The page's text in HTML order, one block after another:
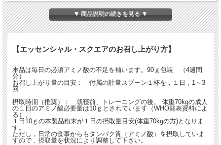
【スポーツ選手及びトレーナーの皆さまへ】
体重70ｋgの成人あたり、１日に10ｇのタンパク質が必要とされています。これは
牛肉に換算するとおよそ500ｇに相当します。トレーニング中のスポーツ選手の場
タンパク質は過剰に摂取すると腎臓の負担になるとも言われていますので、日常の
調節して下さい。 牛肉500ｇはおよそ1800kcalに相当し，それに相当する本製品粉
末10ｇは約40kcalとなります。
▼ 商品説明の続きを見る ▼
【エッセンシャル・スクエアのお召し上がり方】
本品は毎日の必須アミノ酸の不足を補います。90ｇ包装 （4週間
分）
お召し上がり量の目安： 付属の計量スプーン１杯を，１日，1～3
回
摂取時期（推奨）： 就寝前、トレーニングの後。 体重70kgの成人
の１日のアミノ酸必要量は10ｇとされています（WHO発表資料によ
る）。
１日10ｇの本製品粉末が１日の摂取量目安(体重70kgの方)となりま
す。
ただし，日常の食事からもタンパク質（アミノ酸）を摂取していま
すので，摂取量を状況により調整して下さい。